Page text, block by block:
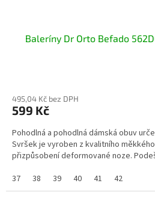
Baleríny Dr Orto Befado
495,04 Kč bez DPH
599 Kč
Pohodlná a pohodlná dámská obuv
Svršek je vyroben z kvalitního
přizpůsobení deformované noze.
37
38 39 40 41 42